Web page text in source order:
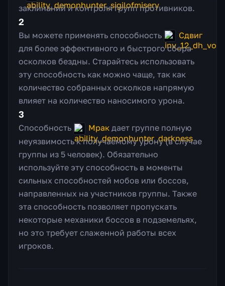
заклинаний и контроля групп противников.
2
Вы можете применять способность
Сдвиг
для более эффективного и быстрого сбора
осколков бездны. Старайтесь использовать
эту способность как можно чаще, так как
количество собранных осколков напрямую
влияет на количество наносимого урона.
3
Способность Мрак дает группе полную
неуязвимость к получаемому урону (в случае
группы из 5 человек). Обязательно
используйте эту способность в моменты
сильных способностей мобов или боссов,
направленных на участников группы. Также
эта способность позволяет пропускать
некоторые механики боссов в подземельях,
но это требует слаженной работы всех
игроков.